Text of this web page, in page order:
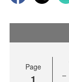
Page
1